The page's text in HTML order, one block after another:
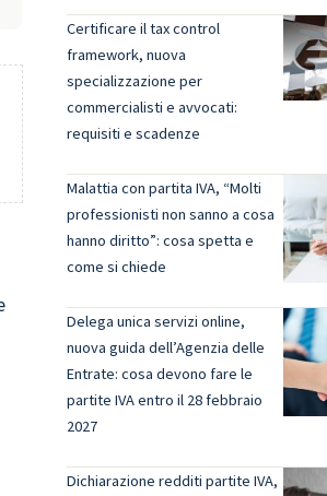
Certificare il tax control
framework, nuova
specializzazione per
commercialisti e avvocati:
requisiti e scadenze
Malattia con partita IVA, “Molti
professionisti non sanno a cosa
hanno diritto”: cosa spetta e
come si chiede
Delega unica servizi online,
nuova guida dell’Agenzia delle
Entrate: cosa devono fare le
partite IVA entro il 28 febbraio
2027
Dichiarazione redditi partite IVA,